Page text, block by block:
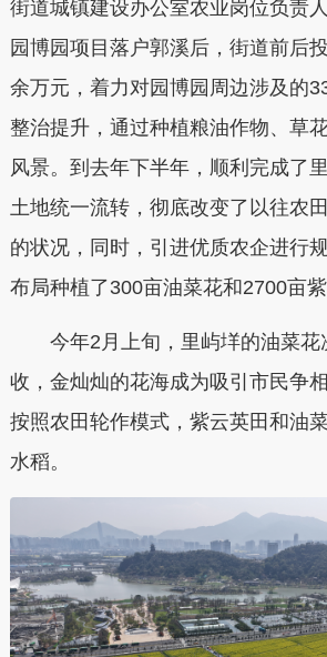
街道城镇建设办公室农业岗位负责
园博园项目落户郭溪后，街道前后
余万元，着力对园博园周边涉及的
整治提升，通过种植粮油作物、草
风景。到去年下半年，顺利完成了
土地统一流转，彻底改变了以往农
的状况，同时，引进优质农企进行
布局种植了300亩油菜花和2700亩紫
今年2月上旬，里屿垟的油菜花
收，金灿灿的花海成为吸引市民争
按照农田轮作模式，紫云英田和油
水稻。